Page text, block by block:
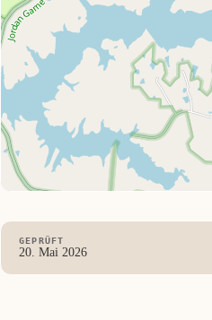
GEPRÜFT
20. Mai 2026